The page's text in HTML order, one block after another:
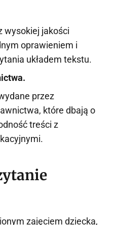
wysokiej jakości
oprawieniem i
układem tekstu.
przez
które dbają o
treści z
zajęciem dziecka,